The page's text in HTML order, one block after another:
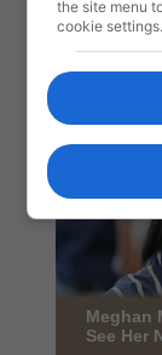
the site menu
cookie settings.